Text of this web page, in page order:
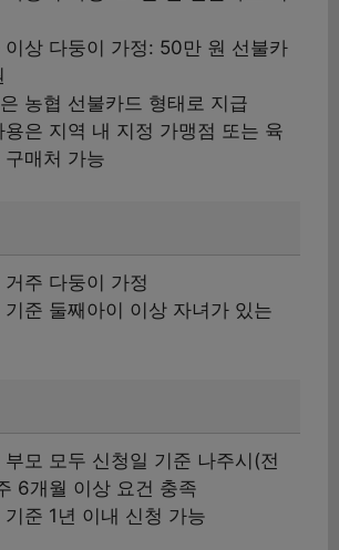
이상 다둥이 가정: 50만 원 선불카
농협 선불카드 형태로 지급
용은 지역 내 지정 가맹점 또는 육
구매처 가능
거주 다둥이 가정
기준 둘째아이 이상 자녀가 있는
부모 모두 신청일 기준 나주시(전
6개월 이상 요건 충족
기준 1년 이내 신청 가능